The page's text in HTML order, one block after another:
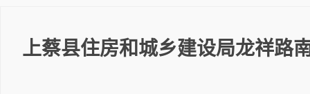
上蔡县住房和城乡建设局龙祥路